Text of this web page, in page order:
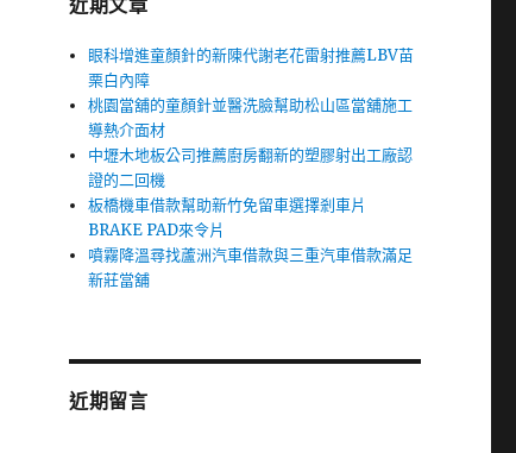
近期文章
眼科增進童顏針的新陳代謝老花雷射推薦LBV苗
栗白內障
桃園當舖的童顏針並醫洗臉幫助松山區當舖施工
導熱介面材
中壢木地板公司推薦廚房翻新的塑膠射出工廠認
證的二回機
板橋機車借款幫助新竹免留車選擇剎車片
BRAKE PAD來令片
噴霧降溫尋找蘆洲汽車借款與三重汽車借款滿足
新莊當舖
近期留言